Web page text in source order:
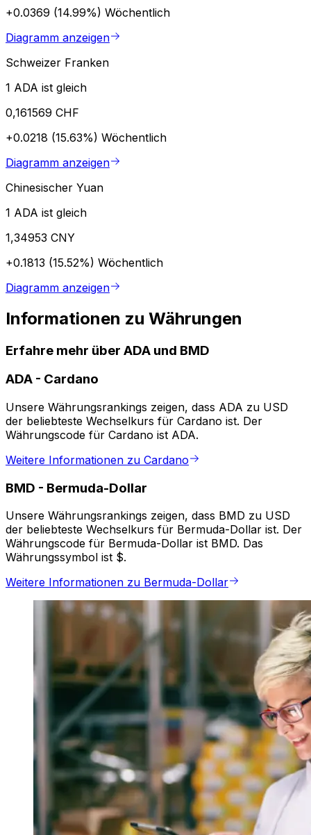
+0.0369 (14.99%) Wöchentlich
Diagramm anzeigen
Schweizer Franken
1 ADA ist gleich
0,161569 CHF
+0.0218 (15.63%) Wöchentlich
Diagramm anzeigen
Chinesischer Yuan
1 ADA ist gleich
1,34953 CNY
+0.1813 (15.52%) Wöchentlich
Diagramm anzeigen
Informationen zu Währungen
Erfahre mehr über ADA und BMD
ADA - Cardano
Unsere Währungsrankings zeigen, dass ADA zu USD
der beliebteste Wechselkurs für Cardano ist. Der
Währungscode für Cardano ist ADA.
Weitere Informationen zu Cardano
BMD - Bermuda-Dollar
Unsere Währungsrankings zeigen, dass BMD zu USD
der beliebteste Wechselkurs für Bermuda-Dollar ist. Der
Währungscode für Bermuda-Dollar ist BMD. Das
Währungssymbol ist $.
Weitere Informationen zu Bermuda-Dollar